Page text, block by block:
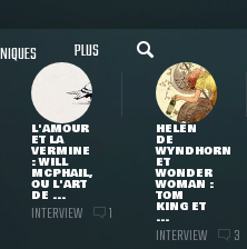
PLUS
L'AMOUR
ET LA
VERMINE
: WILL
MCPHAIL,
OU L'ART
DE ...
INTERVIEW 1
HELEN
DE
WYNDHORN
ET
WONDER
WOMAN :
TOM
KING ET
...
INTERVIEW 3